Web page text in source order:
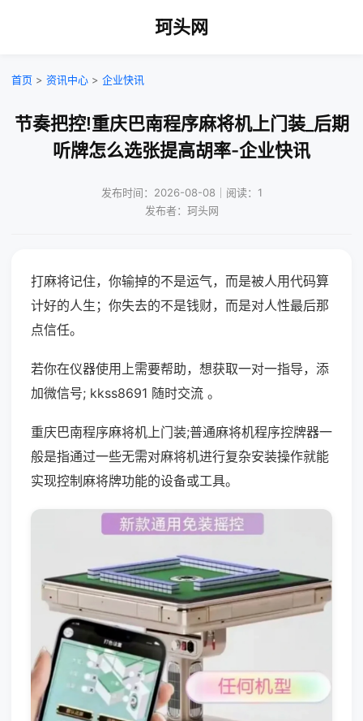
珂头网
首页 > 资讯中心 > 企业快讯
节奏把控!重庆巴南程序麻将机上门装_后期
听牌怎么选张提高胡率-企业快讯
发布时间：2026-08-08｜阅读：1
发布者：珂头网
打麻将记住，你输掉的不是运气，而是被人用代码算
计好的人生；你失去的不是钱财，而是对人性最后那
点信任。
若你在仪器使用上需要帮助，想获取一对一指导，添
加微信号; kkss8691 随时交流 。
重庆巴南程序麻将机上门装;普通麻将机程序控牌器一
般是指通过一些无需对麻将机进行复杂安装操作就能
实现控制麻将牌功能的设备或工具。